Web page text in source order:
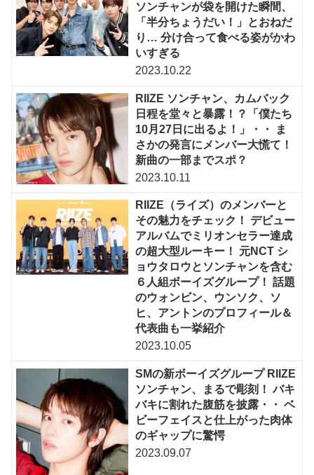
ソンチャンが袋を開けた瞬間、
「半分ちょうだい！」とおねだ
り… 分け合って食べる姿がかわ
いすぎる
2023.10.22
RIIZE ソンチャン、カムバック
日程を堂々と暴露！？「僕たち
10月27日に出るよ！」・・ ま
さかの発言にメンバー大慌て！
新曲の一部までスポ？
2023.10.11
RIIZE（ライズ）のメンバーと
その魅力をチェック！ デビュー
アルバムでミリオンセラー達成
の超大型ルーキー！ 元NCT シ
ョウタロウとソンチャンを含む
６人組ボーイズグループ！ 話題
のウォンビン、ウンソク、ソ
ヒ、アントンのプロフィール＆
代表曲も一挙紹介
2023.10.05
SMの新ボーイズグループ RIIZE
ソンチャン、まるで彫刻！ バキ
バキに割れた腹筋を披露・・ ベ
ビーフェイスと仕上がった肉体
のギャップに驚愕
2023.09.07